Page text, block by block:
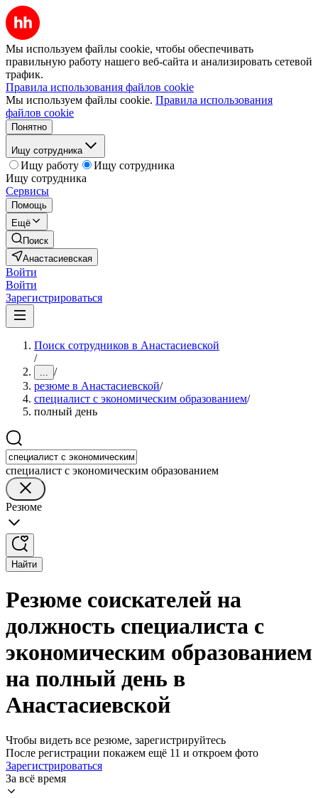
Мы используем файлы cookie, чтобы обеспечивать
правильную работу нашего веб-сайта и анализировать сетевой
трафик.
Правила использования файлов cookie
Мы используем файлы cookie. Правила использования
файлов cookie
Понятно
Ищу сотрудника
Ищу работу
Ищу сотрудника
Ищу сотрудника
Сервисы
Помощь
Ещё
Поиск
Анастасиевская
Войти
Войти
Зарегистрироваться
Поиск сотрудников в Анастасиевской
/
... /
резюме в Анастасиевской/
специалист с экономическим образованием/
полный день
специалист с экономическим образованием
Резюме
Найти
Резюме соискателей на
должность специалиста с
экономическим образованием
на полный день в
Анастасиевской
Чтобы видеть все резюме, зарегистрируйтесь
После регистрации покажем ещё 11 и откроем фото
Зарегистрироваться
За всё время